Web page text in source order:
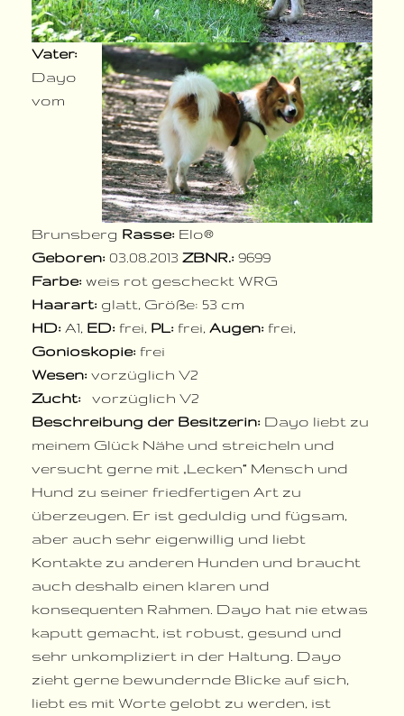
Vater:
Dayo
vom
Brunsberg Rasse: Elo®
Geboren: 03.08.2013 ZBNR.: 9699
Farbe: weis rot gescheckt WRG
Haarart: glatt, Größe: 53 cm
HD: A1, ED: frei, PL: frei, Augen: frei,
Gonioskopie: frei
Wesen: vorzüglich V2
Zucht: vorzüglich V2
Beschreibung der Besitzerin: Dayo liebt zu
meinem Glück Nähe und streicheln und
versucht gerne mit „Lecken“ Mensch und
Hund zu seiner friedfertigen Art zu
überzeugen. Er ist geduldig und fügsam,
aber auch sehr eigenwillig und liebt
Kontakte zu anderen Hunden und braucht
auch deshalb einen klaren und
konsequenten Rahmen. Dayo hat nie etwas
kaputt gemacht, ist robust, gesund und
sehr unkompliziert in der Haltung. Dayo
zieht gerne bewundernde Blicke auf sich,
liebt es mit Worte gelobt zu werden, ist